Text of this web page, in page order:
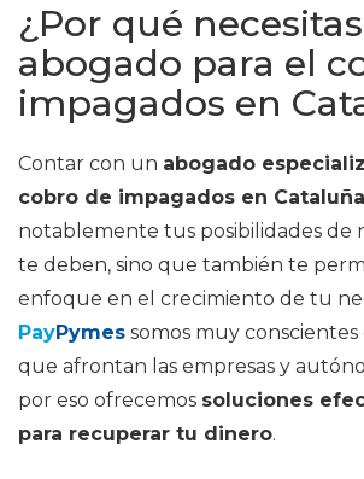
¿Por qué
abogado para el
impagados en
Contar con un abogado
cobro de impagados en Cataluña
notablemente tus posibilidades de
te deben, sino que también te
enfoque en el crecimiento de tu
PayPymes somos muy conscientes
que afrontan las empresas y
por eso ofrecemos soluciones
para recuperar tu dinero.